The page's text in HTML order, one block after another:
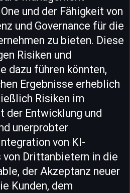
und der Fähigkeit von
und Governance für die
zu bieten. Diese
Risiken und
dazu führen könnten,
Ergebnisse erheblich
Risiken im
der Entwicklung und
unerprobter
von KI-
von Drittanbietern in die
der Akzeptanz neuer
Kunden, dem